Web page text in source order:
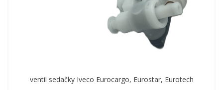
ventil sedačky Iveco Eurocargo, Eurostar, Eurotech